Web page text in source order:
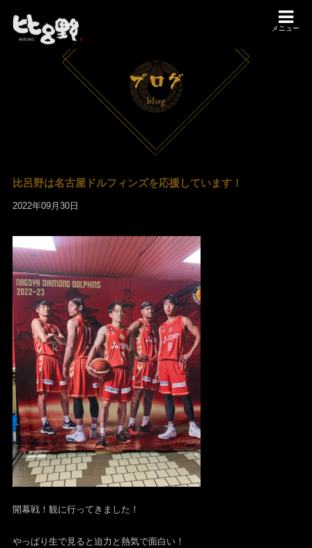
メニュー
比呂野は名古屋ドルフィンズを応援しています！
2022年09月30日
開幕戦！観に行ってきました！
やっぱり生で見ると迫力と熱気で面白い！